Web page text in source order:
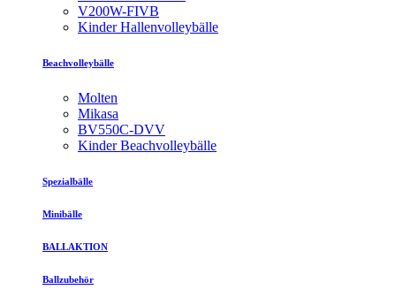
V200W-FIVB
Kinder Hallenvolleybälle
Beachvolleybälle
Molten
Mikasa
BV550C-DVV
Kinder Beachvolleybälle
Spezialbälle
Minibälle
BALLAKTION
Ballzubehör